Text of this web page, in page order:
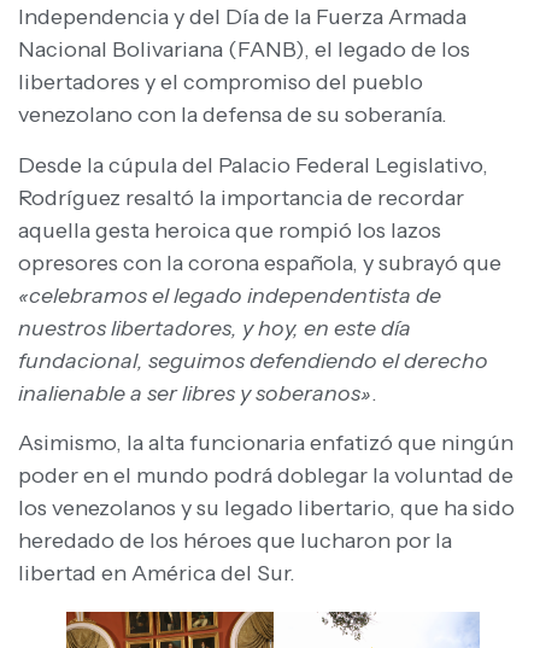
Independencia y del Día de la Fuerza Armada
Nacional Bolivariana (FANB), el legado de los
libertadores y el compromiso del pueblo
venezolano con la defensa de su soberanía.
Desde la cúpula del Palacio Federal Legislativo,
Rodríguez resaltó la importancia de recordar
aquella gesta heroica que rompió los lazos
opresores con la corona española, y subrayó que
«celebramos el legado independentista de
nuestros libertadores, y hoy, en este día
fundacional, seguimos defendiendo el derecho
inalienable a ser libres y soberanos».
Asimismo, la alta funcionaria enfatizó que ningún
poder en el mundo podrá doblegar la voluntad de
los venezolanos y su legado libertario, que ha sido
heredado de los héroes que lucharon por la
libertad en América del Sur.